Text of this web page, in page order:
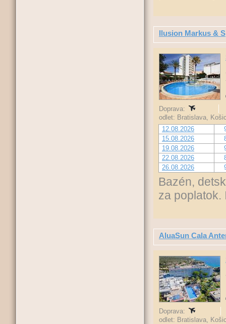
Ilusion Markus &
Doprava:
odlet: Bratislava,
12.08.2026
15.08.2026
19.08.2026
22.08.2026
26.08.2026
Bazén,
za poplatok.
AluaSun Cala
Doprava:
odlet: Bratislava,